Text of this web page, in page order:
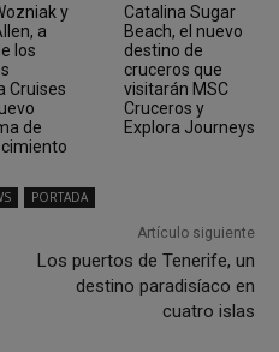
y
a
los
Cruises
de
Catalina Sugar
Beach, el nuevo
destino de
cruceros que
visitarán MSC
Cruceros y
Explora Journeys
PORTADA
Artículo siguiente
Los puertos de Tenerife, un
destino paradisíaco en
cuatro islas